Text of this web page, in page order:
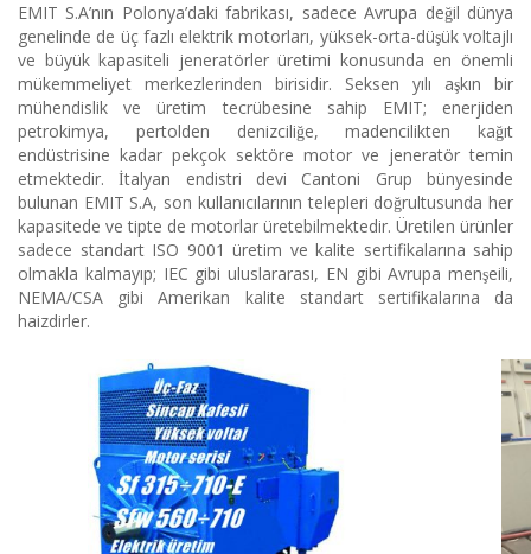
EMIT S.A’nın Polonya’daki fabrikası, sadece Avrupa değil dünya
genelinde de üç fazlı elektrik motorları, yüksek-orta-düşük voltajlı
ve büyük kapasiteli jeneratörler üretimi konusunda en önemli
mükemmeliyet merkezlerinden birisidir. Seksen yılı aşkın bir
mühendislik ve üretim tecrübesine sahip EMIT; enerjiden
petrokimya, pertolden denizciliğe, madencilikten kağıt
endüstrisine kadar pekçok sektöre motor ve jeneratör temin
etmektedir. İtalyan endistri devi Cantoni Grup bünyesinde
bulunan EMIT S.A, son kullanıcılarının telepleri doğrultusunda her
kapasitede ve tipte de motorlar üretebilmektedir. Üretilen ürünler
sadece standart ISO 9001 üretim ve kalite sertifikalarına sahip
olmakla kalmayıp; IEC gibi uluslararası, EN gibi Avrupa menşeili,
NEMA/CSA gibi Amerikan kalite standart sertifikalarına da
haizdirler.